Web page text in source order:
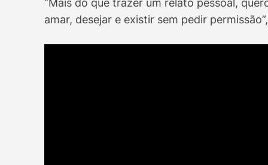
“Mais do que trazer um relato pessoal,
amar, desejar e existir sem pedir